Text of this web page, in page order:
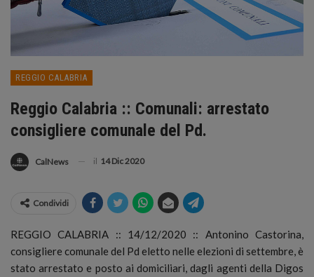
REGGIO CALABRIA
Reggio Calabria :: Comunali: arrestato
consigliere comunale del Pd.
CalNews il 14 Dic 2020
Condividi
REGGIO CALABRIA :: 14/12/2020 :: Antonino Castorina,
consigliere comunale del Pd eletto nelle elezioni di settembre, è
stato arrestato e posto ai domiciliari, dagli agenti della Digos